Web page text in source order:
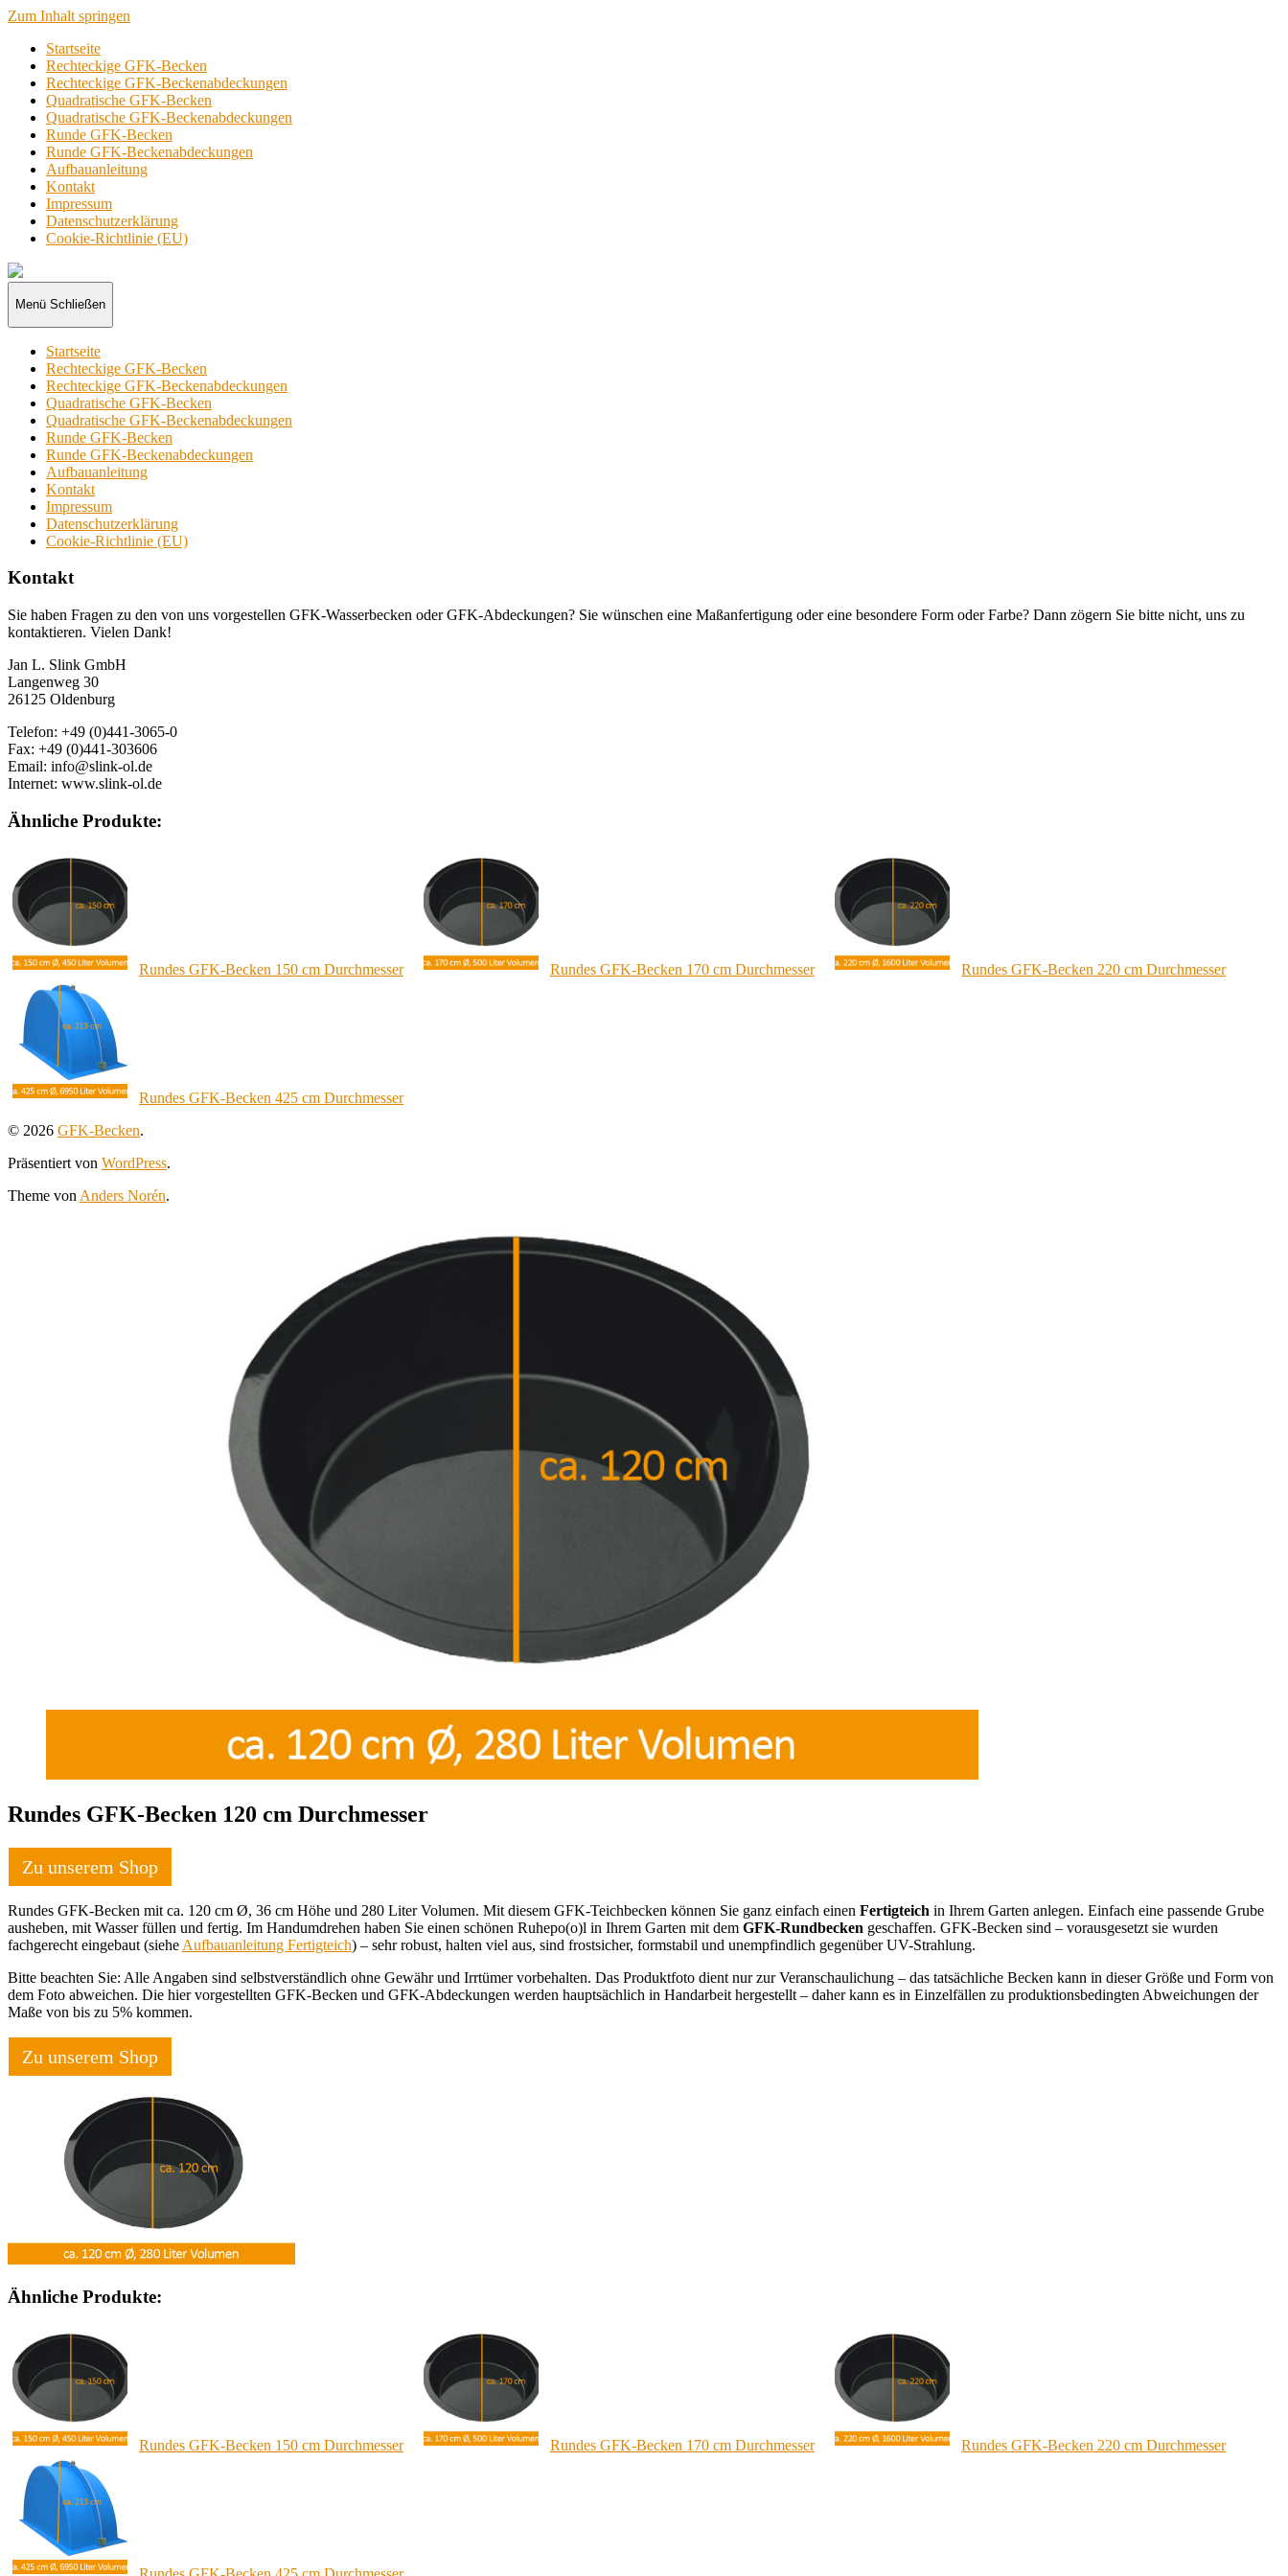
Zum Inhalt springen
Startseite
Rechteckige GFK-Becken
Rechteckige GFK-Beckenabdeckungen
Quadratische GFK-Becken
Quadratische GFK-Beckenabdeckungen
Runde GFK-Becken
Runde GFK-Beckenabdeckungen
Aufbauanleitung
Kontakt
Impressum
Datenschutzerklärung
Cookie-Richtlinie (EU)
GFK-
Becken
Menü Schließen
Startseite
Rechteckige GFK-Becken
Rechteckige GFK-Beckenabdeckungen
Quadratische GFK-Becken
Quadratische GFK-Beckenabdeckungen
Runde GFK-Becken
Runde GFK-Beckenabdeckungen
Aufbauanleitung
Kontakt
Impressum
Datenschutzerklärung
Cookie-Richtlinie (EU)
Kontakt
Sie haben Fragen zu den von uns vorgestellen GFK-Wasserbecken oder GFK-Abdeckungen? Sie wünschen eine Maßanfertigung oder eine besondere Form oder Farbe? Dann zögern Sie bitte nicht, uns zu
kontaktieren. Vielen Dank!
Jan L. Slink GmbH
Langenweg 30
26125 Oldenburg
Telefon: +49 (0)441-3065-0
Fax: +49 (0)441-303606
Email: info@slink-ol.de
Internet: www.slink-ol.de
Ähnliche Produkte:
Rundes GFK-Becken 150 cm Durchmesser Rundes GFK-Becken 170 cm Durchmesser Rundes GFK-Becken 220 cm Durchmesser
Rundes GFK-Becken 425 cm Durchmesser
© 2026 GFK-Becken.
Präsentiert von WordPress.
Theme von Anders Norén.
Rundes GFK-Becken 120 cm Durchmesser
Zu unserem Shop
Rundes GFK-Becken mit ca. 120 cm Ø, 36 cm Höhe und 280 Liter Volumen. Mit diesem GFK-Teichbecken können Sie ganz einfach einen Fertigteich in Ihrem Garten anlegen. Einfach eine passende Grube
ausheben, mit Wasser füllen und fertig. Im Handumdrehen haben Sie einen schönen Ruhepo(o)l in Ihrem Garten mit dem GFK-Rundbecken geschaffen. GFK-Becken sind – vorausgesetzt sie wurden
fachgerecht eingebaut (siehe Aufbauanleitung Fertigteich) – sehr robust, halten viel aus, sind frostsicher, formstabil und unempfindlich gegenüber UV-Strahlung.
Bitte beachten Sie: Alle Angaben sind selbstverständlich ohne Gewähr und Irrtümer vorbehalten. Das Produktfoto dient nur zur Veranschaulichung – das tatsächliche Becken kann in dieser Größe und Form von
dem Foto abweichen. Die hier vorgestellten GFK-Becken und GFK-Abdeckungen werden hauptsächlich in Handarbeit hergestellt – daher kann es in Einzelfällen zu produktionsbedingten Abweichungen der
Maße von bis zu 5% kommen.
Zu unserem Shop
Ähnliche Produkte:
Rundes GFK-Becken 150 cm Durchmesser Rundes GFK-Becken 170 cm Durchmesser Rundes GFK-Becken 220 cm Durchmesser